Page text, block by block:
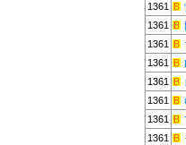
1361
1361
1361
1361
1361
1361
1361
1361